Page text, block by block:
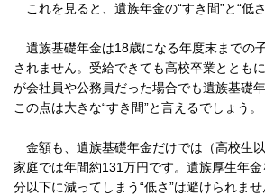
これを見ると、遺族年金の“すき間”と“低さ
遺族基礎年金は18歳になる年度末までの
されません。受給できても高校卒業ととも
が会社員や公務員だった場合でも遺族基礎
この点は大きな“すき間”と言えるでしょう。
金額も、遺族基礎年金だけでは（高校生
家庭では年間約131万円です。遺族厚生年
分以下に減ってしまう“低さ”は避けられま